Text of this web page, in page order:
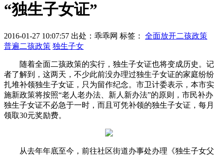
“独生子女证”
2016-01-27 10:07:57 出处：乖乖网 标签： 全面放开二孩政策
普遍二孩政策 独生子女
随着全面二孩政策的实行，独生子女证也将变成历史。记
者了解到，这两天，不少此前没办理过独生子女证的家庭纷纷
扎堆补领独生子女证，只为留作纪念。市卫计委表示，本市实
施新政策将按照“老人老办法、新人新办法”的原则，市民补办
独生子女证不必急于一时，而且可凭补领的独生子女证，每月
领取30元奖励费。
从去年年底至今，前往社区街道办事处办理《独生子女父